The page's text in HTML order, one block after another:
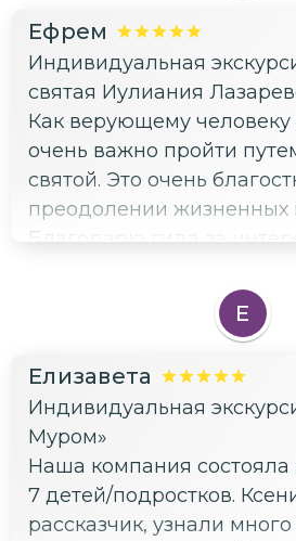
Ефрем
Индивидуальная
святая Иулиания
Как верующему
очень важно пройти
святой. Это очень
преодолении жизненных
Благодарю гида за
приятную атмосферу всей
Е
Елизавета
Индивидуальная
Муром»
Наша компания состояла
7 детей/подростков.
рассказчик, узнали